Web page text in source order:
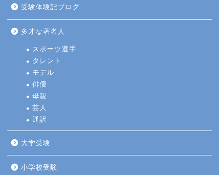
受験体験記ブログ
多才な著名人
スポーツ選手
タレント
モデル
俳優
母親
芸人
通訳
大学受験
小学校受験